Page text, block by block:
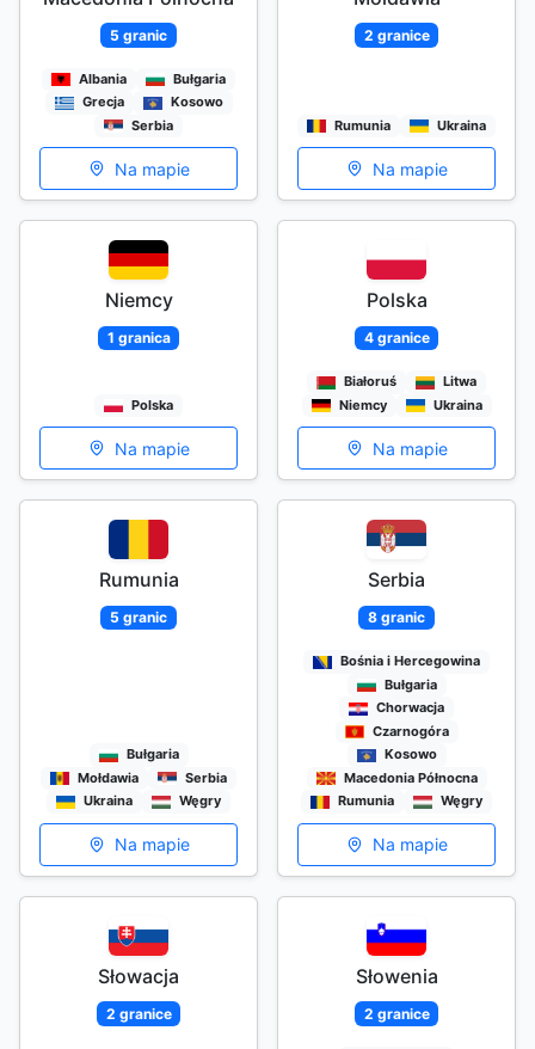
5 granic
Albania
Bułgaria
Grecja
Kosowo
Serbia
Na mapie
2 granice
Rumunia Ukraina
Na mapie
Niemcy
1 granica
Polska
Na mapie
Polska
4 granice
Białoruś
Litwa
Niemcy
Ukraina
Na mapie
Rumunia
5 granic
Bułgaria
Mołdawia
Serbia
Ukraina
Węgry
Na mapie
Serbia
8 granic
Bośnia i Hercegowina
Bułgaria
Chorwacja
Czarnogóra
Kosowo
Macedonia Północna
Rumunia
Węgry
Na mapie
Słowacja
2 granice
Słowenia
2 granice